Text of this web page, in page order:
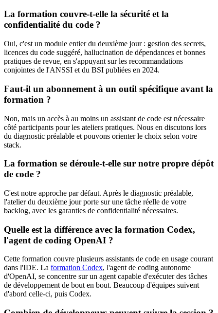
La formation couvre-t-elle la sécurité et la
confidentialité du code ?
Oui, c'est un module entier du deuxième jour : gestion des secrets,
licences du code suggéré, hallucination de dépendances et bonnes
pratiques de revue, en s'appuyant sur les recommandations
conjointes de l'ANSSI et du BSI publiées en 2024.
Faut-il un abonnement à un outil spécifique avant la
formation ?
Non, mais un accès à au moins un assistant de code est nécessaire
côté participants pour les ateliers pratiques. Nous en discutons lors
du diagnostic préalable et pouvons orienter le choix selon votre
stack.
La formation se déroule-t-elle sur notre propre dépôt
de code ?
C'est notre approche par défaut. Après le diagnostic préalable,
l'atelier du deuxième jour porte sur une tâche réelle de votre
backlog, avec les garanties de confidentialité nécessaires.
Quelle est la différence avec la formation Codex,
l'agent de coding OpenAI ?
Cette formation couvre plusieurs assistants de code en usage courant
dans l'IDE. La formation Codex, l'agent de coding autonome
d'OpenAI, se concentre sur un agent capable d'exécuter des tâches
de développement de bout en bout. Beaucoup d'équipes suivent
d'abord celle-ci, puis Codex.